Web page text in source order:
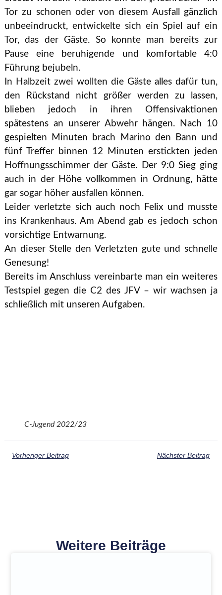
Tor zu schonen oder von diesem Ausfall gänzlich
unbeeindruckt, entwickelte sich ein Spiel auf ein
Tor, das der Gäste. So konnte man bereits zur
Pause eine beruhigende und komfortable 4:0
Führung bejubeln.
In Halbzeit zwei wollten die Gäste alles dafür tun,
den Rückstand nicht größer werden zu lassen,
blieben jedoch in ihren Offensivaktionen
spätestens an unserer Abwehr hängen. Nach 10
gespielten Minuten brach Marino den Bann und
fünf Treffer binnen 12 Minuten erstickten jeden
Hoffnungsschimmer der Gäste. Der 9:0 Sieg ging
auch in der Höhe vollkommen in Ordnung, hätte
gar sogar höher ausfallen können.
Leider verletzte sich auch noch Felix und musste
ins Krankenhaus. Am Abend gab es jedoch schon
vorsichtige Entwarnung.
An dieser Stelle den Verletzten gute und schnelle
Genesung!
Bereits im Anschluss vereinbarte man ein weiteres
Testspiel gegen die C2 des JFV – wir wachsen ja
schließlich mit unseren Aufgaben.
C-Jugend 2022/23
Vorheriger Beitrag Nächster Beitrag
Weitere Beiträge